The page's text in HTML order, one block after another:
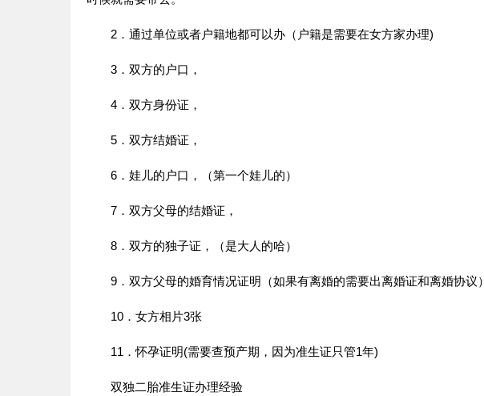
2．通过单位或者户籍地都可以办（户籍是需要在女方家办理)
3．双方的户口，
4．双方身份证，
5．双方结婚证，
6．娃儿的户口，（第一个娃儿的）
7．双方父母的结婚证，
8．双方的独子证，（是大人的哈）
9．双方父母的婚育情况证明（如果有离婚的需要出离婚证和离婚协议）
10．女方相片3张
11．怀孕证明(需要查预产期，因为准生证只管1年)
双独二胎准生证办理经验